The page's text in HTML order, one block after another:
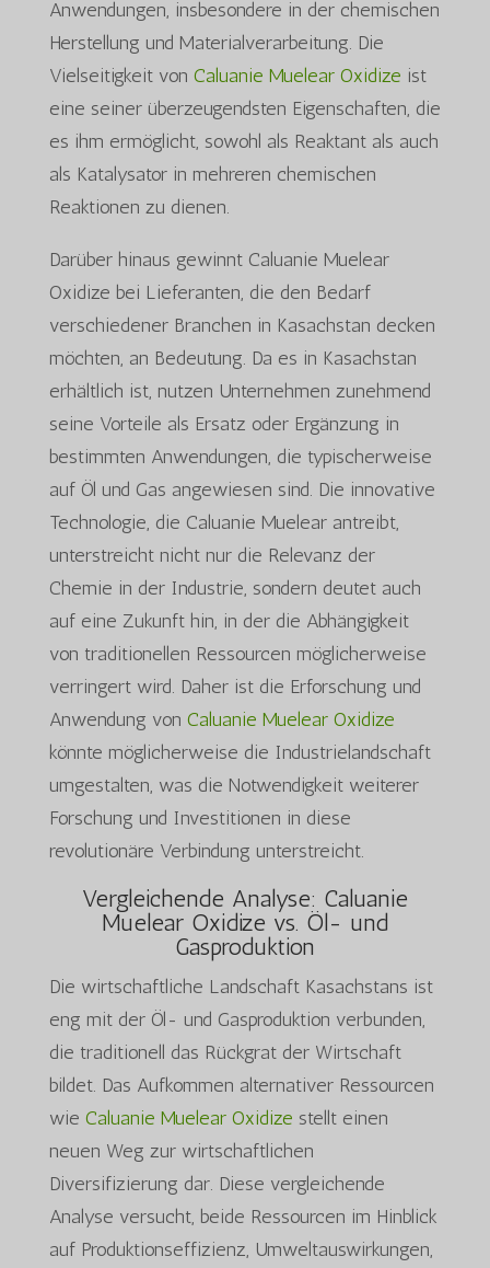
Anwendungen, insbesondere in der chemischen
Herstellung und Materialverarbeitung. Die
Vielseitigkeit von Caluanie Muelear Oxidize ist
eine seiner überzeugendsten Eigenschaften, die
es ihm ermöglicht, sowohl als Reaktant als auch
als Katalysator in mehreren chemischen
Reaktionen zu dienen.
Darüber hinaus gewinnt Caluanie Muelear
Oxidize bei Lieferanten, die den Bedarf
verschiedener Branchen in Kasachstan decken
möchten, an Bedeutung. Da es in Kasachstan
erhältlich ist, nutzen Unternehmen zunehmend
seine Vorteile als Ersatz oder Ergänzung in
bestimmten Anwendungen, die typischerweise
auf Öl und Gas angewiesen sind. Die innovative
Technologie, die Caluanie Muelear antreibt,
unterstreicht nicht nur die Relevanz der
Chemie in der Industrie, sondern deutet auch
auf eine Zukunft hin, in der die Abhängigkeit
von traditionellen Ressourcen möglicherweise
verringert wird. Daher ist die Erforschung und
Anwendung von Caluanie Muelear Oxidize
könnte möglicherweise die Industrielandschaft
umgestalten, was die Notwendigkeit weiterer
Forschung und Investitionen in diese
revolutionäre Verbindung unterstreicht.
Vergleichende Analyse: Caluanie
Muelear Oxidize vs. Öl- und
Gasproduktion
Die wirtschaftliche Landschaft Kasachstans ist
eng mit der Öl- und Gasproduktion verbunden,
die traditionell das Rückgrat der Wirtschaft
bildet. Das Aufkommen alternativer Ressourcen
wie Caluanie Muelear Oxidize stellt einen
neuen Weg zur wirtschaftlichen
Diversifizierung dar. Diese vergleichende
Analyse versucht, beide Ressourcen im Hinblick
auf Produktionseffizienz, Umweltauswirkungen,